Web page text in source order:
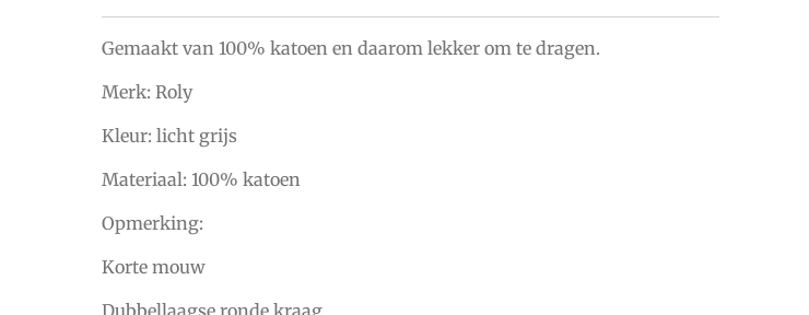
Gemaakt van 100% katoen en daarom lekker om te dragen.
Merk: Roly
Kleur: licht grijs
Materiaal: 100% katoen
Opmerking:
Korte mouw
Dubbellaagse ronde kraag